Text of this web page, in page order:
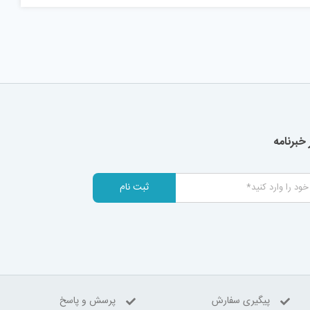
ثبت نام
پیگیری سفارش پرسش و پاسخ